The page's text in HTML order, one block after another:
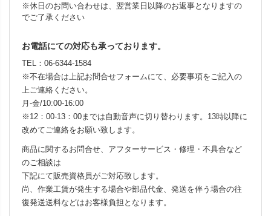
※休日のお問い合わせは、翌営業日以降のお返事となりますの
でご了承ください
お電話にての対応も承っております。
TEL：06-6344-1584
※不在場合は上記お問合せフォームにて、必要事項をご記入の
上ご連絡ください。
月-金/10:00-16:00
※12：00-13：00までは自動音声に切り替わります。13時以降に
改めてご連絡をお願い致します。
商品に関するお問合せ、アフターサービス・修理・不具合など
のご相談は
下記にて販売資格員がご対応致します。
尚、作業工賃が発生する場合や部品代金、発送を伴う場合の往
復発送送料などはお客様負担となります。